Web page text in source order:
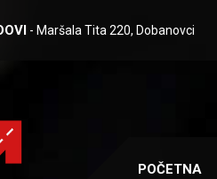
- Maršala Tita 220, Dobanovci
POČETNA